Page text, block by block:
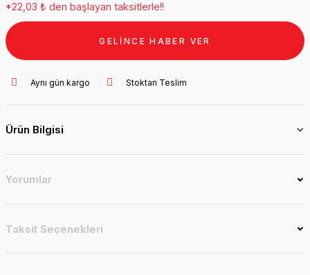
*22,03 ₺ den başlayan taksitlerle!!
GELİNCE HABER VER
Aynı gün kargo Stoktan Teslim
Ürün Bilgisi
Yorumlar
Taksit Seçenekleri